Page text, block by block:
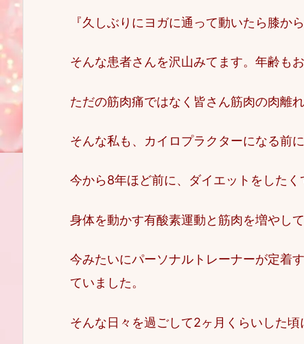
『久しぶりにヨガに通って動いたら膝か
そんな患者さんを沢山みてます。年齢も
ただの筋肉痛ではなく皆さん筋肉の肉離
そんな私も、カイロプラクターになる前
今から8年ほど前に、ダイエットをしたく
身体を動かす有酸素運動と筋肉を増やし
今みたいにパーソナルトレーナーが定着
ていました。
そんな日々を過ごして2ヶ月くらいした